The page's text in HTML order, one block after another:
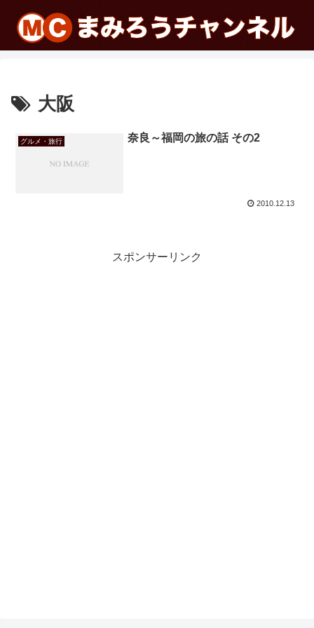
大阪
グルメ・旅行 奈良～福岡の旅の話 その2
2010.12.13
スポンサーリンク